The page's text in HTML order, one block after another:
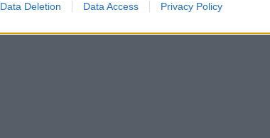
Data Deletion Data Access Privacy Policy